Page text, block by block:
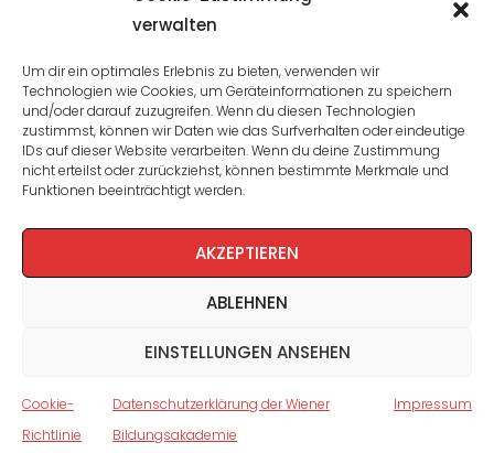
verwalten
Um dir ein optimales Erlebnis zu bieten, verwenden wir
Technologien wie Cookies, um Geräteinformationen zu speichern
und/oder darauf zuzugreifen. Wenn du diesen Technologien
zustimmst, können wir Daten wie das Surfverhalten oder eindeutige
IDs auf dieser Website verarbeiten. Wenn du deine Zustimmung
nicht erteilst oder zurückziehst, können bestimmte Merkmale und
Funktionen beeinträchtigt werden.
AKZEPTIEREN
ABLEHNEN
EINSTELLUNGEN ANSEHEN
Cookie-
Richtlinie
Datenschutzerklärung der Wiener
Bildungsakademie
Impressum
Cookie-Richtlinie